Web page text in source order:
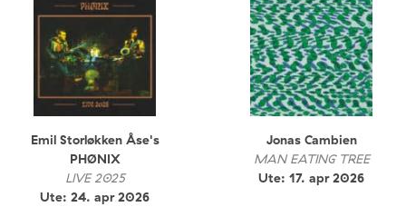
Emil Storløkken Åse's
PHØNIX
LIVE 2025
Ute: 24. apr 2026
Jonas Cambien
MAN EATING TREE
Ute: 17. apr 2026